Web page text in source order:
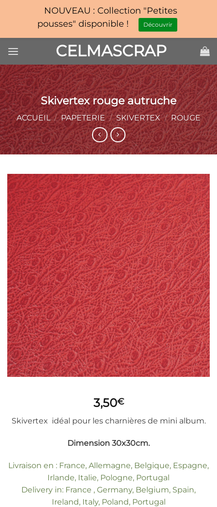
au
contenu
CELMASCRAP
Skivertex rouge autruche
ACCUEIL / PAPETERIE / SKIVERTEX / ROUGE
3,50€
Skivertex idéal pour les charnières de mini album.
Dimension 30x30cm.
Livraison en : France, Allemagne, Belgique, Espagne,
Irlande, Italie, Pologne, Portugal
Delivery in: France , Germany, Belgium, Spain,
Ireland, Italy, Poland, Portugal
NOUVEAU : Collection "Petites
pousses" disponible !
Découvrir